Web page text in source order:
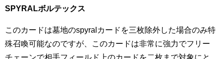
SPYRALボルテックス
このカードは墓地のspyralカードを三枚除外した場合のみ特
殊召喚可能なのですが、このカードは非常に強力でフリー
チェーンで相手フィールド上のカードを二枚まで対象にと